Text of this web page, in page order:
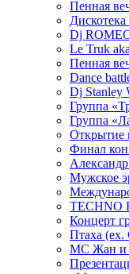
Пенная
Дискотека
Dj
Le Truk
Пенная
Dance
Dj Stanley
Группа
Группа
Открытие
Финал
Мужское
TECHNO
Концерт
Птаха (ex.
МС Жан и